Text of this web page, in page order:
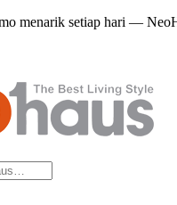
menarik setiap hari —